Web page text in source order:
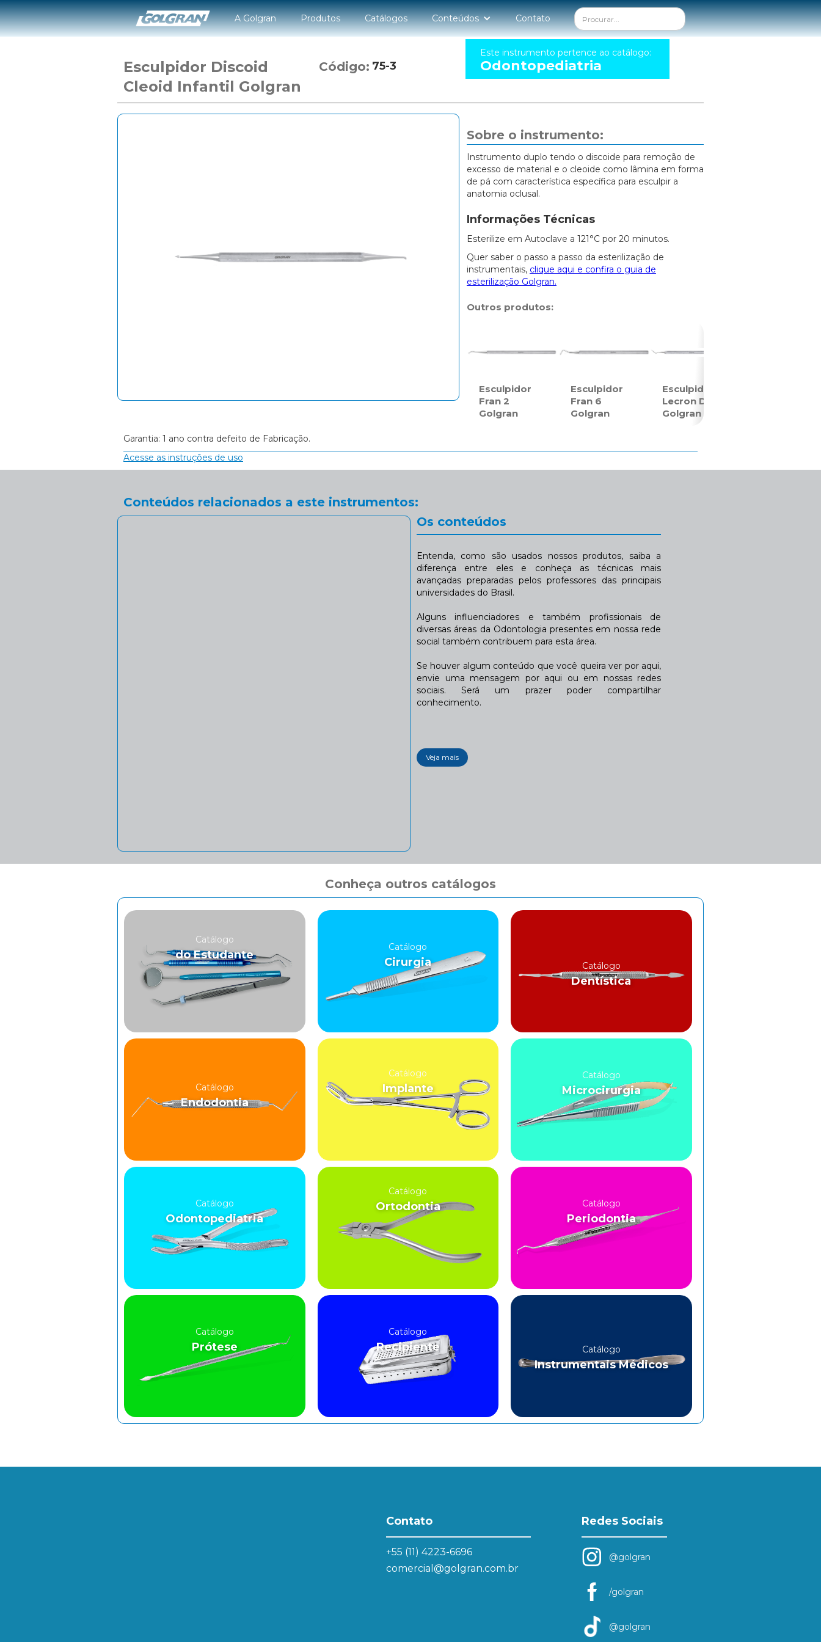
A Golgran Produtos Catálogos Conteúdos Contato
Esculpidor Discoid
Cleoid Infantil Golgran
Código: 75-3
Este instrumento pertence ao catálogo:
Odontopediatria
Sobre o instrumento:
Instrumento duplo tendo o discoide para remoção de
excesso de material e o cleoide como lâmina em forma
de pá com característica específica para esculpir a
anatomia oclusal.
Informações Técnicas
Esterilize em Autoclave a 121°C por 20 minutos.
Quer saber o passo a passo da esterilização de
instrumentais, clique aqui e confira o guia de
esterilização Golgran.
Outros produtos:
Esculpidor
Fran 2
Golgran
Esculpidor
Fran 6
Golgran
Esculpidor
Lecron D
Golgran
Garantia: 1 ano contra defeito de Fabricação.
Acesse as instruções de uso
Conteúdos relacionados a este instrumentos:
Os conteúdos
Entenda, como são usados nossos produtos, saiba a
diferença entre eles e conheça as técnicas mais
avançadas preparadas pelos professores das principais
universidades do Brasil.
Alguns influenciadores e também profissionais de
diversas áreas da Odontologia presentes em nossa rede
social também contribuem para esta área.
Se houver algum conteúdo que você queira ver por aqui,
envie uma mensagem por aqui ou em nossas redes
sociais. Será um prazer poder compartilhar
conhecimento.
Veja mais
Conheça outros catálogos
Catálogo
do Estudante
Catálogo
Cirurgia Catálogo
Dentística
Catálogo
Endodontia
Catálogo
Implante
Catálogo
Microcirurgia
Catálogo
Odontopediatria
Catálogo
Ortodontia Catálogo
Periodontia
Catálogo
Prótese
Catálogo
Recipiente Catálogo
Instrumentais Médicos
Contato
+55 (11) 4223-6696
comercial@golgran.com.br
Redes Sociais
@golgran
/golgran
@golgran